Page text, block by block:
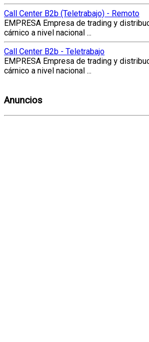
Call Center B2b (Teletrabajo) - Remoto
EMPRESA Empresa de trading y
cárnico a nivel nacional ...
Call Center B2b - Teletrabajo
EMPRESA Empresa de trading y
cárnico a nivel nacional ...
Anuncios